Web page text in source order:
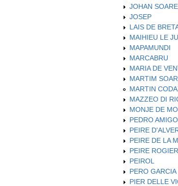
JOHAN
JOSEP
LAIS DE
MAIHIEU LE
MAPAMUNDI
MARCABRU
MARIA DE
MARTIM
MARTIN
MAZZEO DI
MONJE DE
PEDRO
PEIRE
PEIRE DE LA
PEIRE ROGIER
PEIROL
PERO
PIER DELLE